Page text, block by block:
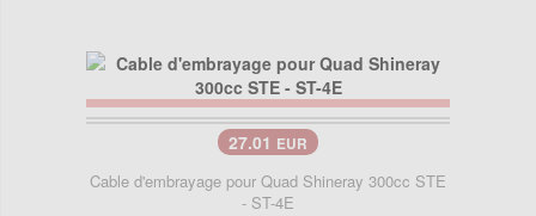
27.01 EUR
Cable d'embrayage pour Quad Shineray 300cc STE
- ST-4E